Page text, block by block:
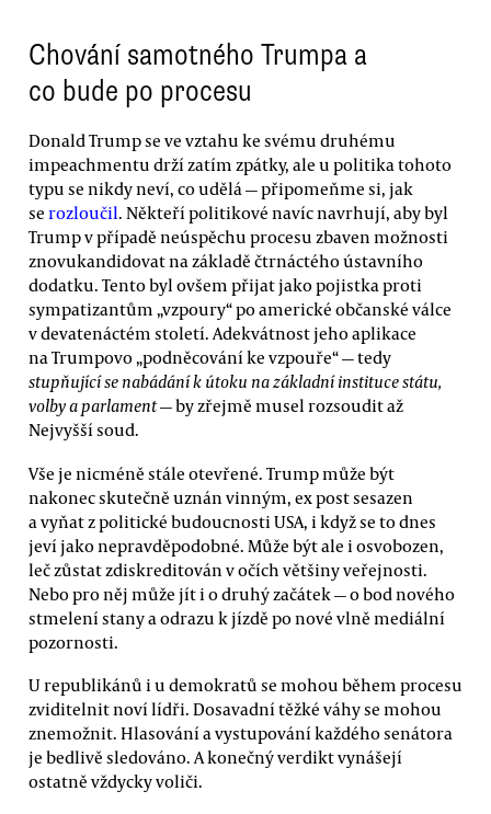
Chování samotného Trumpa a
co bude po procesu
Donald Trump se ve vztahu ke svému druhému
impeachmentu drží zatím zpátky, ale u politika tohoto
typu se nikdy neví, co udělá — připomeňme si, jak
se rozloučil. Někteří politikové navíc navrhují, aby byl
Trump v případě neúspěchu procesu zbaven možnosti
znovukandidovat na základě čtrnáctého ústavního
dodatku. Tento byl ovšem přijat jako pojistka proti
sympatizantům „vzpoury“ po americké občanské válce
v devatenáctém století. Adekvátnost jeho aplikace
na Trumpovo „podněcování ke vzpouře“ — tedy
stupňující se nabádání k útoku na základní instituce státu,
volby a parlament— by zřejmě musel rozsoudit až
Nejvyšší soud.
Vše je nicméně stále otevřené. Trump může být
nakonec skutečně uznán vinným, ex post sesazen
a vyňat z politické budoucnosti USA, i když se to dnes
jeví jako nepravděpodobné. Může být ale i osvobozen,
leč zůstat zdiskreditován v očích většiny veřejnosti.
Nebo pro něj může jít i o druhý začátek — o bod nového
stmelení stany a odrazu k jízdě po nové vlně mediální
pozornosti.
U republikánů i u demokratů se mohou během procesu
zviditelnit noví lídři. Dosavadní těžké váhy se mohou
znemožnit. Hlasování a vystupování každého senátora
je bedlivě sledováno. A konečný verdikt vynášejí
ostatně vždycky voliči.